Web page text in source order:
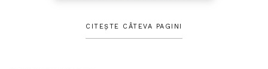
CITEȘTE CÂTEVA PAGINI